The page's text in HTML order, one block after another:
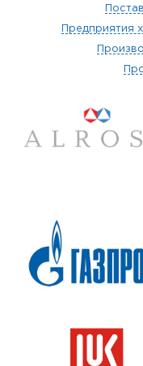
Предприятия